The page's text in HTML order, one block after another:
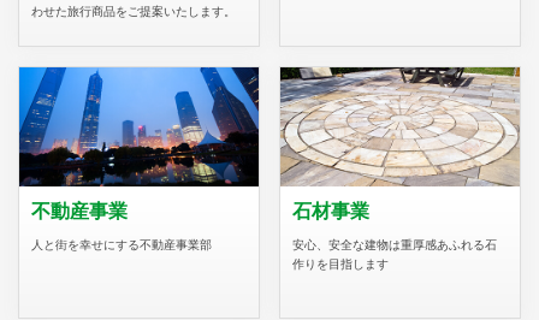
わせた旅行商品をご提案いたします。
不動産事業
人と街を幸せにする不動産事業部
石材事業
安心、安全な建物は重厚感あふれる石
作りを目指します